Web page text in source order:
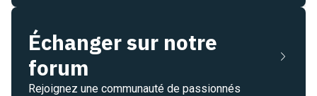
Échanger sur notre
forum
Rejoignez une communauté de passionnés